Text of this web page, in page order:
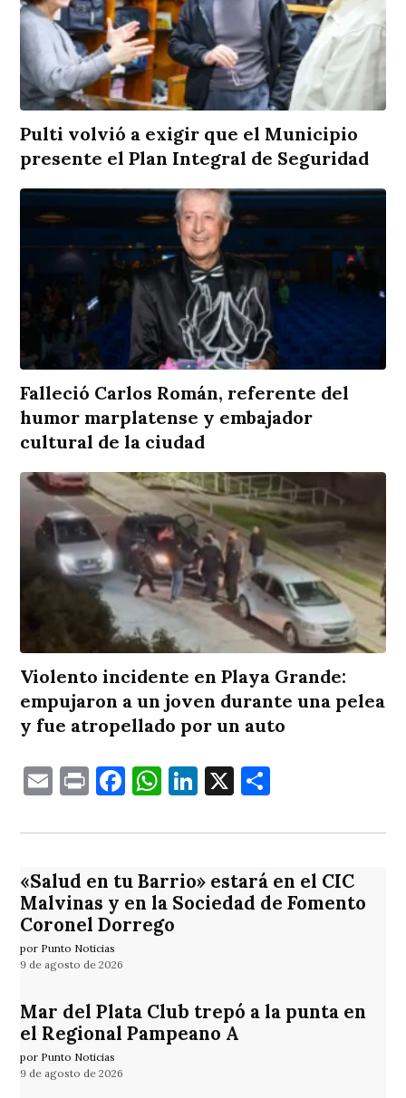
Pulti volvió a exigir que el Municipio
presente el Plan Integral de Seguridad
Falleció Carlos Román, referente del
humor marplatense y embajador
cultural de la ciudad
Violento incidente en Playa Grande:
empujaron a un joven durante una pelea
y fue atropellado por un auto
EmailPrintFacebook
WhatsApp
LinkedIn
X
«Salud en tu Barrio» estará en el CIC
Malvinas y en la Sociedad de Fomento
Coronel Dorrego
por Punto Noticias
9 de agosto de 2026
Mar del Plata Club trepó a la punta en
el Regional Pampeano A
por Punto Noticias
9 de agosto de 2026